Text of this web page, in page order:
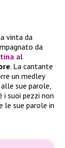
vinta da
da
al
. La cantante
un medley
sue parole,
suoi pezzi non
le sue parole in